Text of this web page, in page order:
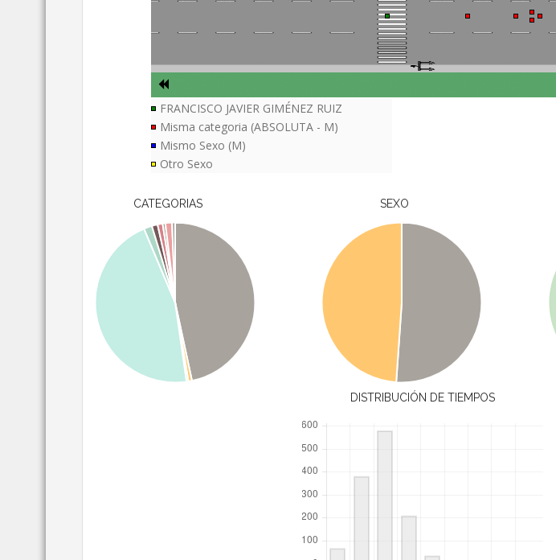
FRANCISCO JAVIER GIMÉNEZ RUIZ
Misma categoria (ABSOLUTA - M)
Mismo Sexo (M)
Otro Sexo
CATEGORIAS SEXO
DISTRIBUCIÓN DE TIEMPOS